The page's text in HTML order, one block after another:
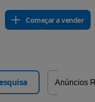
Começar a vender